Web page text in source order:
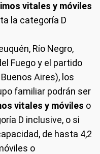
vitales y móviles
la categoría D
Río Negro,
Fuego y el partido
Aires), los
familiar podrán ser
vitales y móviles o
D inclusive, o si
de hasta 4,2
o